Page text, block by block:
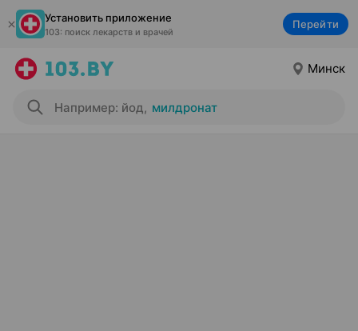
Установить приложение
103: поиск лекарств и врачей
Перейти
Минск
Например: йод, милдронат